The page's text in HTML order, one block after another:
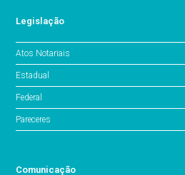
Legislação
Atos Notariais
Estadual
Federal
Pareceres
Comunicação